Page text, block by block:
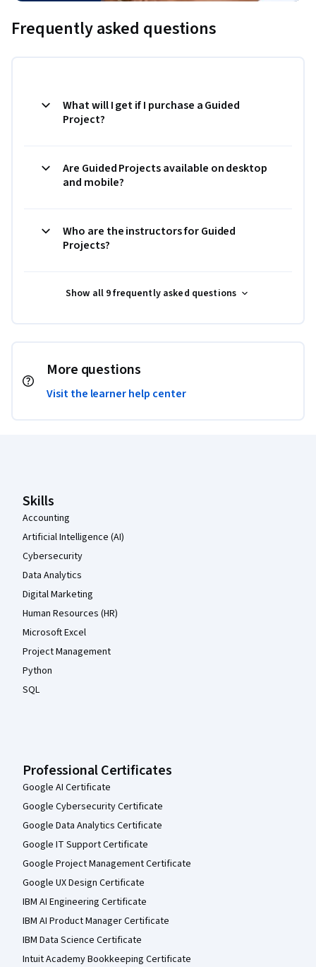
Frequently asked questions
What will I get if I purchase a Guided
Project?
Are Guided Projects available on desktop
and mobile?
Who are the instructors for Guided
Projects?
Show all 9 frequently asked questions
More questions
Visit the learner help center
Skills
Accounting
Artificial Intelligence (AI)
Cybersecurity
Data Analytics
Digital Marketing
Human Resources (HR)
Microsoft Excel
Project Management
Python
SQL
Professional Certificates
Google AI Certificate
Google Cybersecurity Certificate
Google Data Analytics Certificate
Google IT Support Certificate
Google Project Management Certificate
Google UX Design Certificate
IBM AI Engineering Certificate
IBM AI Product Manager Certificate
IBM Data Science Certificate
Intuit Academy Bookkeeping Certificate